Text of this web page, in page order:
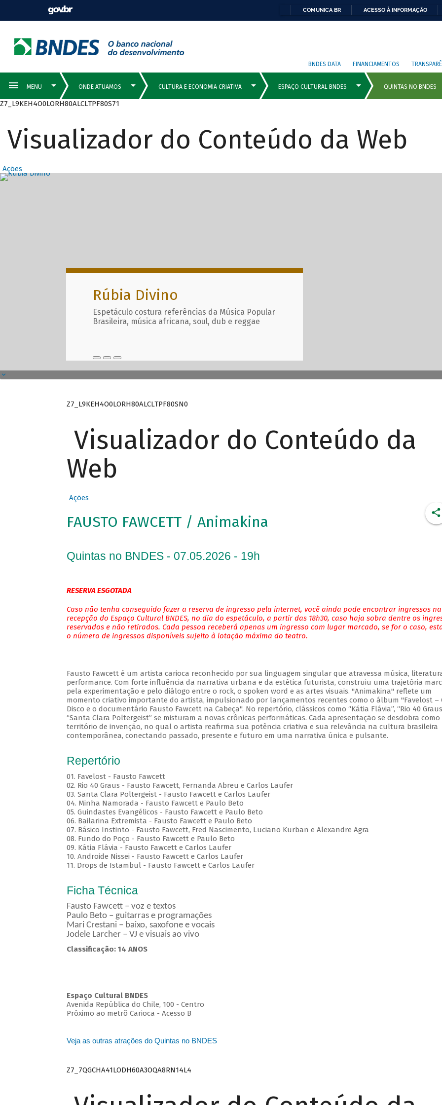
COMUNICA BR ACESSO À INFORMAÇÃO
BNDES DATA FINANCIAMENTOS
Z7_L9KEH4O0LORH80ALCLTPF80S71
Visualizador do Conteúdo da Web
Ações
Destaques Principais com
Rúbia Divino
Espetáculo costura referências da Música Popular
Brasileira, música africana, soul, dub e reggae
Z7_L9KEH4O0LORH80ALCLTPF80SN0
Visualizador do Conteúdo da
Web
Ações
FAUSTO FAWCETT / Animakina
Quintas no BNDES - 07.05.2026 - 19h
RESERVA ESGOTADA
Caso não tenha conseguido fazer a reserva de ingresso pela internet, você ainda pode encontrar ingressos na
recepção do Espaço Cultural BNDES, no dia do espetáculo, a partir das 18h30, caso haja sobra dentre os
reservados e não retirados. Cada pessoa receberá apenas um ingresso com lugar marcado, se for o caso,
o número de ingressos disponíveis sujeito à lotação máxima do teatro.
Fausto Fawcett é um artista carioca reconhecido por sua linguagem singular que atravessa música,
performance. Com forte influência da narrativa urbana e da estética futurista, construiu uma trajetória
pela experimentação e pelo diálogo entre o rock, o spoken word e as artes visuais. "Animakina" reflete um
momento criativo importante do artista, impulsionado por lançamentos recentes como o álbum "Favelost –
Disco e o documentário Fausto Fawcett na Cabeça". No repertório, clássicos como “Kátia Flávia”, “Rio 40
“Santa Clara Poltergeist” se misturam a novas crônicas performáticas. Cada apresentação se desdobra como
território de invenção, no qual o artista reafirma sua potência criativa e sua relevância na cultura brasileira
contemporânea, conectando passado, presente e futuro em uma narrativa única e pulsante.
Repertório
01. Favelost - Fausto Fawcett
02. Rio 40 Graus - Fausto Fawcett, Fernanda Abreu e Carlos Laufer
03. Santa Clara Poltergeist - Fausto Fawcett e Carlos Laufer
04. Minha Namorada - Fausto Fawcett e Paulo Beto
05. Guindastes Evangélicos - Fausto Fawcett e Paulo Beto
06. Bailarina Extremista - Fausto Fawcett e Paulo Beto
07. Básico Instinto - Fausto Fawcett, Fred Nascimento, Luciano Kurban e Alexandre Agra
08. Fundo do Poço - Fausto Fawcett e Paulo Beto
09. Kátia Flávia - Fausto Fawcett e Carlos Laufer
10. Androide Nissei - Fausto Fawcett e Carlos Laufer
11. Drops de Istambul - Fausto Fawcett e Carlos Laufer
Ficha Técnica
Fausto Fawcett – voz e textos
Paulo Beto – guitarras e programações
Mari Crestani – baixo, saxofone e vocais
Jodele Larcher – VJ e visuais ao vivo
Classificação: 14 ANOS
Espaço Cultural BNDES
Avenida República do Chile, 100 - Centro
Próximo ao metrô Carioca - Acesso B
Veja as outras atrações do Quintas no BNDES
Z7_7QGCHA41LODH60A3OQA8RN14L4